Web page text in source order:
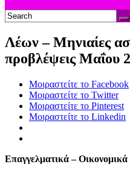
Λέων – Μηνιαίες
προβλέψεις Μαΐου
Μοιραστείτε το Facebook
Μοιραστείτε το Twitter
Μοιραστείτε το Pinterest
Μοιραστείτε το Linkedin
Επαγγελματικά – Οικονομικά